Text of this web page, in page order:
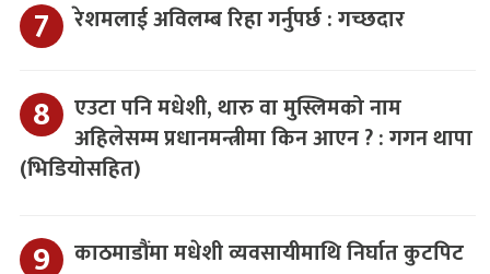
रेशमलाई अविलम्ब रिहा गर्नुपर्छ : गच्छदार
एउटा पनि मधेशी, थारु वा मुस्लिमको नाम
अहिलेसम्म प्रधानमन्त्रीमा किन आएन ? : गगन थापा
(भिडियोसहित)
काठमाडौंमा मधेशी व्यवसायीमाथि निर्घात कुटपिट